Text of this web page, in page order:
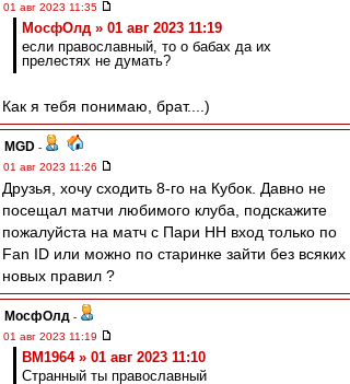
01 авг 2023 11:35
МосфОлд » 01 авг 2023 11:19
если православный, то о бабах да их
прелестях не думать?
Как я тебя понимаю, брат....)
MGD -
01 авг 2023 11:26
Друзья, хочу сходить 8-го на Кубок. Давно не
посещал матчи любимого клуба, подскажите
пожалуйста на матч с Пари НН вход только по
Fan ID или можно по старинке зайти без всяких
новых правил ?
МосфОлд -
01 авг 2023 11:19
BM1964 » 01 авг 2023 11:10
Странный ты православный